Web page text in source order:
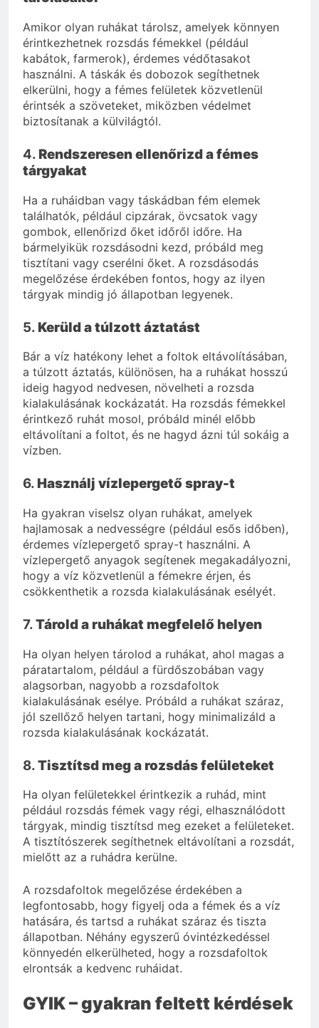
Amikor olyan ruhákat tárolsz, amelyek könnyen
érintkezhetnek rozsdás fémekkel (például
kabátok, farmerok), érdemes védőtasakot
használni. A táskák és dobozok segíthetnek
elkerülni, hogy a fémes felületek közvetlenül
érintsék a szöveteket, miközben védelmet
biztosítanak a külvilágtól.
4. Rendszeresen ellenőrizd a fémes
tárgyakat
Ha a ruháidban vagy táskádban fém elemek
találhatók, például cipzárak, övcsatok vagy
gombok, ellenőrizd őket időről időre. Ha
bármelyikük rozsdásodni kezd, próbáld meg
tisztítani vagy cserélni őket. A rozsdásodás
megelőzése érdekében fontos, hogy az ilyen
tárgyak mindig jó állapotban legyenek.
5. Kerüld a túlzott áztatást
Bár a víz hatékony lehet a foltok eltávolításában,
a túlzott áztatás, különösen, ha a ruhákat hosszú
ideig hagyod nedvesen, növelheti a rozsda
kialakulásának kockázatát. Ha rozsdás fémekkel
érintkező ruhát mosol, próbáld minél előbb
eltávolítani a foltot, és ne hagyd ázni túl sokáig a
vízben.
6. Használj vízlepergető spray-t
Ha gyakran viselsz olyan ruhákat, amelyek
hajlamosak a nedvességre (például esős időben),
érdemes vízlepergető spray-t használni. A
vízlepergető anyagok segítenek megakadályozni,
hogy a víz közvetlenül a fémekre érjen, és
csökkenthetik a rozsda kialakulásának esélyét.
7.Tárold a ruhákat megfelelő helyen
Ha olyan helyen tárolod a ruhákat, ahol magas a
páratartalom, például a fürdőszobában vagy
alagsorban, nagyobb a rozsdafoltok
kialakulásának esélye. Próbáld a ruhákat száraz,
jól szellőző helyen tartani, hogy minimalizáld a
rozsda kialakulásának kockázatát.
8.Tisztítsd meg a rozsdás felületeket
Ha olyan felületekkel érintkezik a ruhád, mint
például rozsdás fémek vagy régi, elhasználódott
tárgyak, mindig tisztítsd meg ezeket a felületeket.
A tisztítószerek segíthetnek eltávolítani a rozsdát,
mielőtt az a ruhádra kerülne.
A rozsdafoltok megelőzése érdekében a
legfontosabb, hogy figyelj oda a fémek és a víz
hatására, és tartsd a ruhákat száraz és tiszta
állapotban. Néhány egyszerű óvintézkedéssel
könnyedén elkerülheted, hogy a rozsdafoltok
elrontsák a kedvenc ruháidat.
GYIK – gyakran feltett kérdések